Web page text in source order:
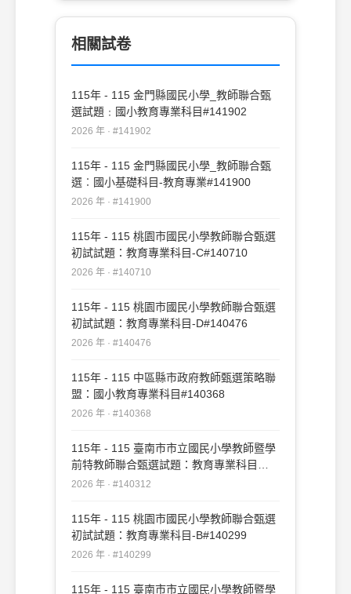
相關試卷
115年 - 115 金門縣國民小學_教師聯合甄
選試題﹕國小教育專業科目#141902
2026 年 · #141902
115年 - 115 金門縣國民小學_教師聯合甄
選︰國小基礎科目-教育專業#141900
2026 年 · #141900
115年 - 115 桃園市國民小學教師聯合甄選
初試試題：教育專業科目-C#140710
2026 年 · #140710
115年 - 115 桃園市國民小學教師聯合甄選
初試試題：教育專業科目-D#140476
2026 年 · #140476
115年 - 115 中區縣市政府教師甄選策略聯
盟：國小教育專業科目#140368
2026 年 · #140368
115年 - 115 臺南市市立國民小學教師暨學
前特教師聯合甄選試題：教育專業科目
#140312
2026 年 · #140312
115年 - 115 桃園市國民小學教師聯合甄選
初試試題：教育專業科目-B#140299
2026 年 · #140299
115年 - 115 臺南市市立國民小學教師暨學